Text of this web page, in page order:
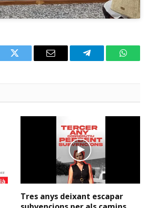
Twitter Email Telegram
Tres anys deixant escapar